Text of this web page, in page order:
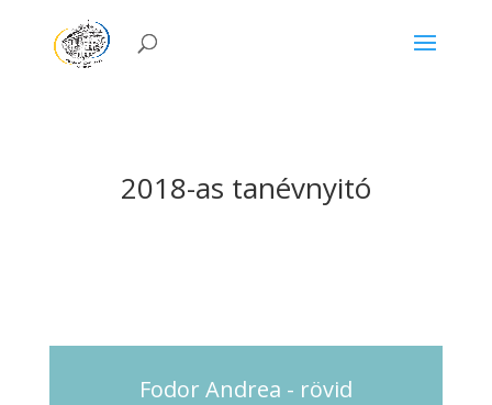
2018-as tanévnyitó
Fodor Andrea - rövid